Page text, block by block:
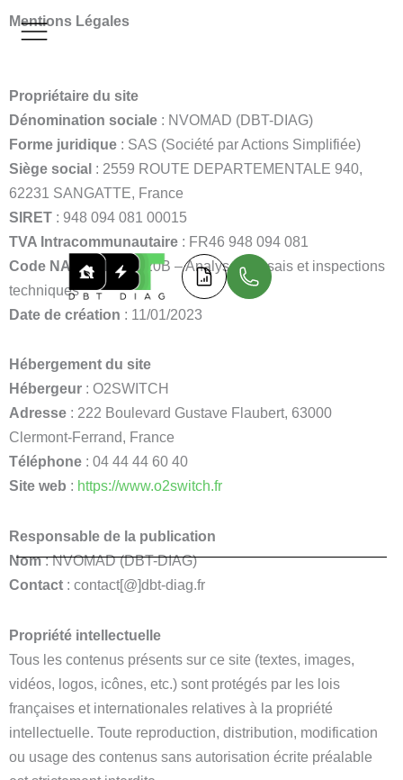
Mentions Légales
Propriétaire du site
Dénomination sociale : NVOMAD (DBT-DIAG)
Forme juridique : SAS (Société par Actions Simplifiée)
Siège social : 2559 ROUTE DEPARTEMENTALE 940,
62231 SANGATTE, France
SIRET : 948 094 081 00015
TVA Intracommunautaire : FR46 948 094 081
Code NAF/APE
: 71.20B – Analyses, essais et inspections
techniques
Date de création : 11/01/2023
Hébergement du site
Hébergeur : O2SWITCH
Adresse : 222 Boulevard Gustave Flaubert, 63000
Clermont-Ferrand, France
Téléphone : 04 44 44 60 40
Site web : https://www.o2switch.fr
Responsable de la publication
Nom: NVOMAD (DBT-DIAG)
Contact : contact[@]dbt-diag.fr
Propriété intellectuelle
Tous les contenus présents sur ce site (textes, images,
vidéos, logos, icônes, etc.) sont protégés par les lois
françaises et internationales relatives à la propriété
intellectuelle. Toute reproduction, distribution, modification
ou usage des contenus sans autorisation écrite préalable